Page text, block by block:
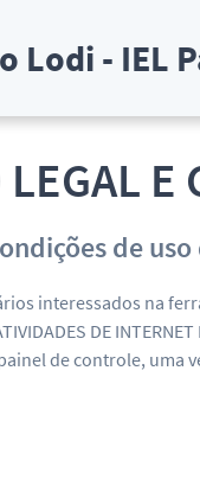
Lodi - IEL
E
de
interessados na
DE
de controle, uma